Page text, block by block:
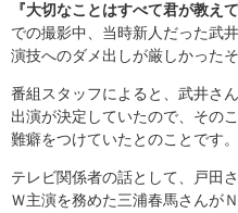
『大切なことはすべて君が教えて
での撮影中、当時新人だった武
演技へのダメ出しが厳しかったそ
番組スタッフによると、武井さ
出演が決定していたので、その
難癖をつけていたとのことです。
テレビ関係者の話として、戸田
Ｗ主演を務めた三浦春馬さんが